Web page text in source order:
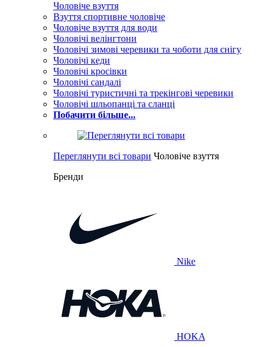
Чоловіче взуття
Взуття спортивне чоловіче
Чоловіче взуття для води
Чоловічі велінгтони
Чоловічі зимові черевики та чоботи для снігу
Чоловічі кеди
Чоловічі кросівки
Чоловічі сандалі
Чоловічі туристичні та трекінгові черевики
Чоловічі шльопанці та сланці
Побачити більше...
Переглянути всі товари Чоловіче взуття
Бренди
Nike
HOKA